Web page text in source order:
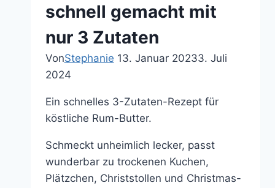
–
kalorienarm
und
schnell
schnell gemacht mit
nur 3 Zutaten
VonStephanie 13. Januar 20233. Juli
2024
Ein schnelles 3-Zutaten-Rezept für
köstliche Rum-Butter.
Schmeckt unheimlich lecker, passt
wunderbar zu trockenen Kuchen,
Plätzchen, Christstollen und Christmas-